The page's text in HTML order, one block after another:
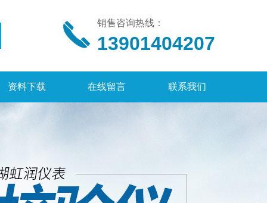
销售咨询热线：
13901404207
资料下载 在线留言 联系我们